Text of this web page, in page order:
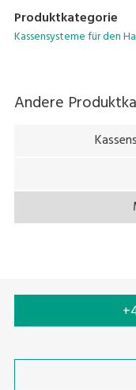
Produktkategorie
Kassensysteme für den
Andere